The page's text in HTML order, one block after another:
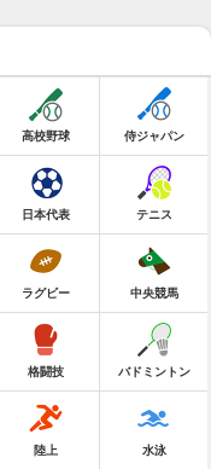
高校野球 侍ジャパン
日本代表 テニス
ラグビー 中央競馬
格闘技 バドミントン
陸上 水泳